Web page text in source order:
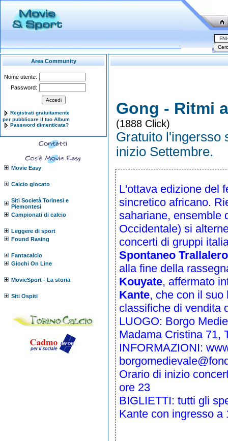
Area Community
Nome utente:
Password:
Registrati gratuitamente
per pubblicare il tuo Album
Password dimenticata?
Movie Easy
Calcio giocato
Siti Società Torinesi e
Piemontesi
Campionati di calcio
Leggere di sport
Found Rasing
Fantacalcio
Giochi On Line
MovieSport - La storia
Siti Ospiti
Gong - Ritmi
(1888 Click)
Gratuito l'ingersso
inizio Settembre.
L'ottava edizione del
sincretico africano.
sahariane, ensemble
Occidentale) si
concerti di gruppi
Spontaneo Trallalero
alla fine della
Kouyate, affermato
Kante, che con il suo
classifiche di vendita
LUOGO: Borgo
Madama Cristina 71,
INFORMAZIONI:
Orario di inizio
ore 23
BIGLIETTI: tutti gli
Kante con ingresso a